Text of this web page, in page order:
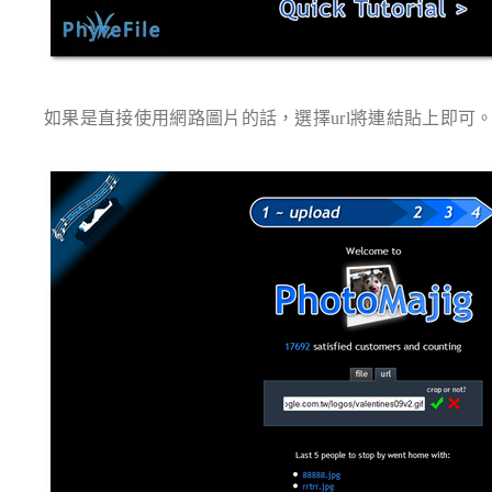
如果是直接使用網路圖片的話，選擇url將連結貼上即可